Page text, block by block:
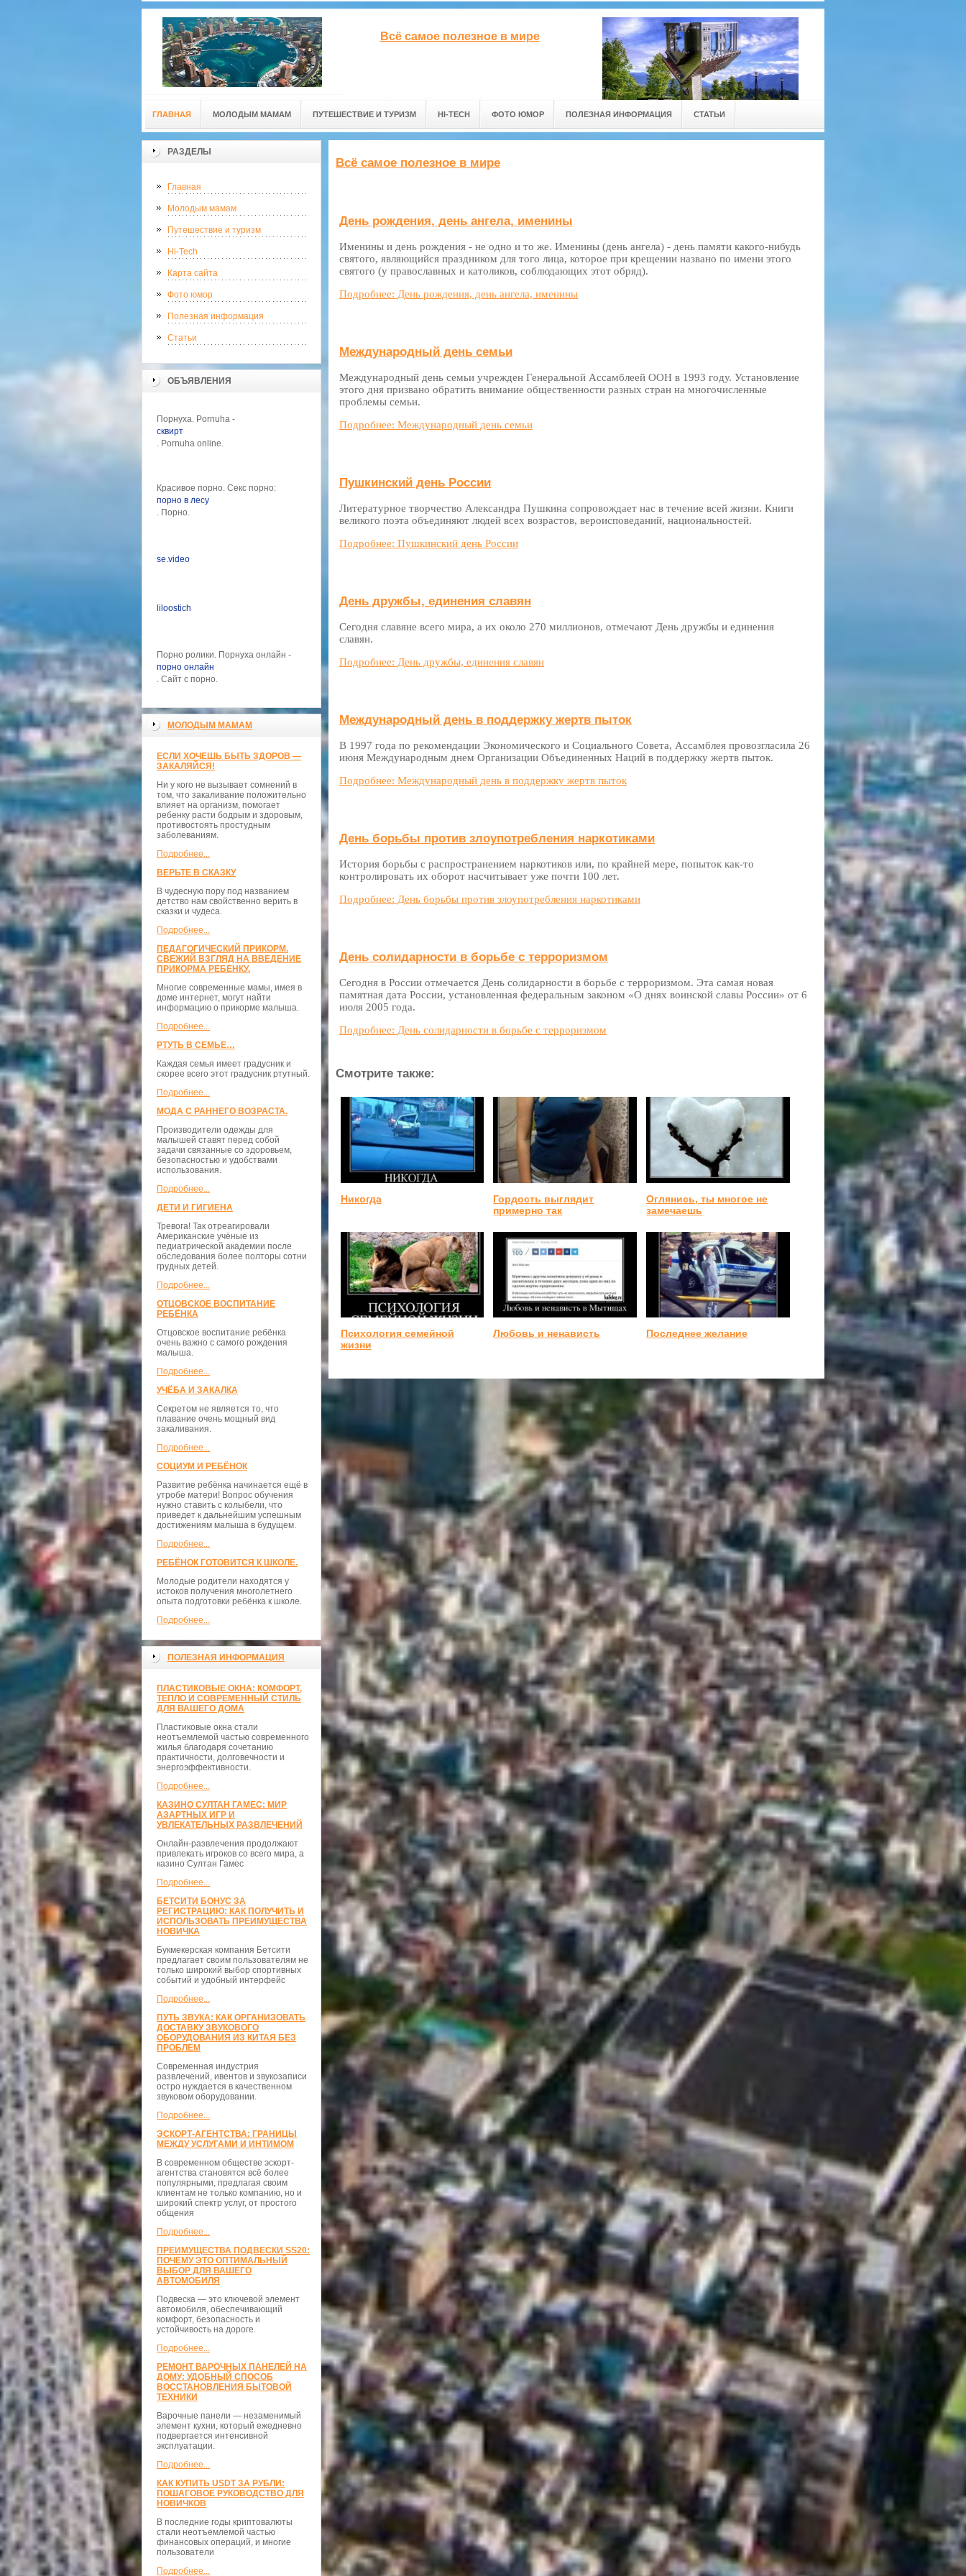
Всё самое полезное в мире
ГЛАВНАЯ МОЛОДЫМ МАМАМ ПУТЕШЕСТВИЕ И ТУРИЗМ HI-TECH ФОТО ЮМОР ПОЛЕЗНАЯ ИНФОРМАЦИЯ СТАТЬИ
РАЗДЕЛЫ
Главная
Молодым мамам
Путешествие и туризм
Hi-Tech
Карта сайта
Фото юмор
Полезная информация
Статьи
ОБЪЯВЛЕНИЯ
Порнуха. Pornuha -
сквирт
. Pornuha online.
Красивое порно. Секс порно:
порно в лесу
. Порно.
se.video
liloostich
Порно ролики. Порнуха онлайн -
порно онлайн
. Сайт с порно.
МОЛОДЫМ МАМАМ
ЕСЛИ ХОЧЕШЬ БЫТЬ ЗДОРОВ —
ЗАКАЛЯЙСЯ!
Ни у кого не вызывает сомнений в
том, что закаливание положительно
влияет на организм, помогает
ребенку расти бодрым и здоровым,
противостоять простудным
заболеваниям.
Подробнее...
ВЕРЬТЕ В СКАЗКУ
В чудесную пору под названием
детство нам свойственно верить в
сказки и чудеса.
Подробнее...
ПЕДАГОГИЧЕСКИЙ ПРИКОРМ.
СВЕЖИЙ ВЗГЛЯД НА ВВЕДЕНИЕ
ПРИКОРМА РЕБЕНКУ.
Многие современные мамы, имея в
доме интернет, могут найти
информацию о прикорме малыша.
Подробнее...
РТУТЬ В СЕМЬЕ…
Каждая семья имеет градусник и
скорее всего этот градусник ртутный.
Подробнее...
МОДА С РАННЕГО ВОЗРАСТА.
Производители одежды для
малышей ставят перед собой
задачи связанные со здоровьем,
безопасностью и удобствами
использования.
Подробнее...
ДЕТИ И ГИГИЕНА
Тревога! Так отреагировали
Американские учёные из
педиатрической академии после
обследования более полторы сотни
грудных детей.
Подробнее...
ОТЦОВСКОЕ ВОСПИТАНИЕ
РЕБЁНКА
Отцовское воспитание ребёнка
очень важно с самого рождения
малыша.
Подробнее...
УЧЁБА И ЗАКАЛКА
Секретом не является то, что
плавание очень мощный вид
закаливания.
Подробнее...
СОЦИУМ И РЕБЁНОК
Развитие ребёнка начинается ещё в
утробе матери! Вопрос обучения
нужно ставить с колыбели, что
приведет к дальнейшим успешным
достижениям малыша в будущем.
Подробнее...
РЕБЁНОК ГОТОВИТСЯ К ШКОЛЕ.
Молодые родители находятся у
истоков получения многолетнего
опыта подготовки ребёнка к школе.
Подробнее...
ПОЛЕЗНАЯ ИНФОРМАЦИЯ
ПЛАСТИКОВЫЕ ОКНА: КОМФОРТ,
ТЕПЛО И СОВРЕМЕННЫЙ СТИЛЬ
ДЛЯ ВАШЕГО ДОМА
Пластиковые окна стали
неотъемлемой частью современного
жилья благодаря сочетанию
практичности, долговечности и
энергоэффективности.
Подробнее...
КАЗИНО СУЛТАН ГАМЕС: МИР
АЗАРТНЫХ ИГР И
УВЛЕКАТЕЛЬНЫХ РАЗВЛЕЧЕНИЙ
Онлайн-развлечения продолжают
привлекать игроков со всего мира, а
казино Султан Гамес
Подробнее...
БЕТСИТИ БОНУС ЗА
РЕГИСТРАЦИЮ: КАК ПОЛУЧИТЬ И
ИСПОЛЬЗОВАТЬ ПРЕИМУЩЕСТВА
НОВИЧКА
Букмекерская компания Бетсити
предлагает своим пользователям не
только широкий выбор спортивных
событий и удобный интерфейс
Подробнее...
ПУТЬ ЗВУКА: КАК ОРГАНИЗОВАТЬ
ДОСТАВКУ ЗВУКОВОГО
ОБОРУДОВАНИЯ ИЗ КИТАЯ БЕЗ
ПРОБЛЕМ
Современная индустрия
развлечений, ивентов и звукозаписи
остро нуждается в качественном
звуковом оборудовании.
Подробнее...
ЭСКОРТ-АГЕНТСТВА: ГРАНИЦЫ
МЕЖДУ УСЛУГАМИ И ИНТИМОМ
В современном обществе эскорт-
агентства становятся всё более
популярными, предлагая своим
клиентам не только компанию, но и
широкий спектр услуг, от простого
общения
Подробнее...
ПРЕИМУЩЕСТВА ПОДВЕСКИ SS20:
ПОЧЕМУ ЭТО ОПТИМАЛЬНЫЙ
ВЫБОР ДЛЯ ВАШЕГО
АВТОМОБИЛЯ
Подвеска — это ключевой элемент
автомобиля, обеспечивающий
комфорт, безопасность и
устойчивость на дороге.
Подробнее...
РЕМОНТ ВАРОЧНЫХ ПАНЕЛЕЙ НА
ДОМУ: УДОБНЫЙ СПОСОБ
ВОССТАНОВЛЕНИЯ БЫТОВОЙ
ТЕХНИКИ
Варочные панели — незаменимый
элемент кухни, который ежедневно
подвергается интенсивной
эксплуатации.
Подробнее...
КАК КУПИТЬ USDT ЗА РУБЛИ:
ПОШАГОВОЕ РУКОВОДСТВО ДЛЯ
НОВИЧКОВ
В последние годы криптовалюты
стали неотъемлемой частью
финансовых операций, и многие
пользователи
Подробнее...
Всё самое полезное в мире
День рождения, день ангела, именины
Именины и день рождения - не одно и то же. Именины (день ангела) - день памяти какого-нибудь
святого, являющийся праздником для того лица, которое при крещении названо по имени этого
святого (у православных и католиков, соблюдающих этот обряд).
Подробнее: День рождения, день ангела, именины
Международный день семьи
Международный день семьи учрежден Генеральной Ассамблеей ООН в 1993 году. Установление
этого дня призвано обратить внимание общественности разных стран на многочисленные
проблемы семьи.
Подробнее: Международный день семьи
Пушкинский день России
Литературное творчество Александра Пушкина сопровождает нас в течение всей жизни. Книги
великого поэта объединяют людей всех возрастов, вероисповеданий, национальностей.
Подробнее: Пушкинский день России
День дружбы, единения славян
Сегодня славяне всего мира, а их около 270 миллионов, отмечают День дружбы и единения
славян.
Подробнее: День дружбы, единения славян
Международный день в поддержку жертв пыток
В 1997 года по рекомендации Экономического и Социального Совета, Ассамблея провозгласила 26
июня Международным днем Организации Объединенных Наций в поддержку жертв пыток.
Подробнее: Международный день в поддержку жертв пыток
День борьбы против злоупотребления наркотиками
История борьбы с распространением наркотиков или, по крайней мере, попыток как-то
контролировать их оборот насчитывает уже почти 100 лет.
Подробнее: День борьбы против злоупотребления наркотиками
День солидарности в борьбе с терроризмом
Сегодня в России отмечается День солидарности в борьбе с терроризмом. Эта самая новая
памятная дата России, установленная федеральным законом «О днях воинской славы России» от 6
июля 2005 года.
Подробнее: День солидарности в борьбе с терроризмом
Смотрите также:
Никогда
Гордость выглядит
примерно так
Оглянись, ты многое не
замечаешь
Психология семейной
жизни
Любовь и ненависть Последнее желание